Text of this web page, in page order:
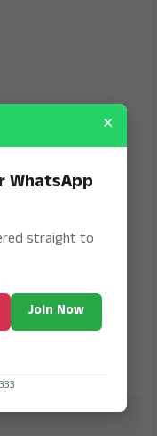
×
WhatsApp
straight to
Join Now